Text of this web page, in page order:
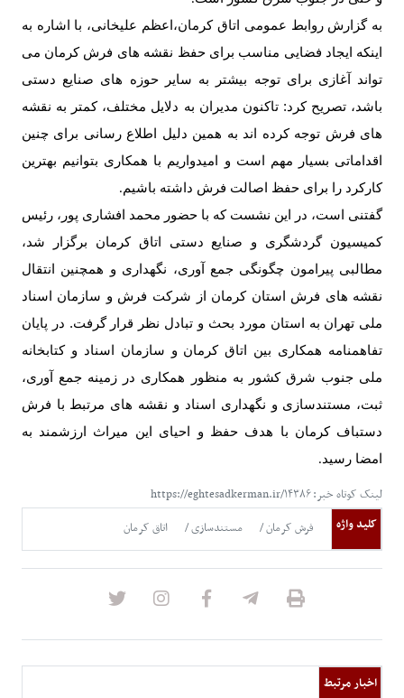
به گزارش روابط عمومی اتاق کرمان،اعظم علیخانی، با اشاره به
اینکه ایجاد فضایی مناسب برای حفظ نقشه های فرش کرمان می
تواند آغازی برای توجه بیشتر به سایر حوزه های صنایع دستی
باشد، تصریح کرد: تاکنون مدیران به دلایل مختلف، کمتر به نقشه
های فرش توجه کرده اند به همین دلیل اطلاع رسانی برای چنین
اقداماتی بسیار مهم است و امیدواریم با همکاری بتوانیم بهترین
کارکرد را برای حفظ اصالت فرش داشته باشیم .
گفتنی است، در این نشست که با حضور محمد افشاری پور، رئیس
کمیسیون گردشگری و صنایع دستی اتاق کرمان برگزار شد،
مطالبی پیرامون چگونگی جمع آوری، نگهداری و همچنین انتقال
نقشه های فرش استان کرمان از شرکت فرش و سازمان اسناد
ملی تهران به استان مورد بحث و تبادل نظر قرار گرفت. در پایان
تفاهمنامه همکاری بین اتاق کرمان و سازمان اسناد و کتابخانه
ملی جنوب شرق کشور به منظور همکاری در زمینه جمع آوری،
ثبت، مستندسازی و نگهداری اسناد و نقشه های مرتبط با فرش
دستباف کرمان با هدف حفظ و احیای این میراث ارزشمند به
امضا رسید.
لینک کوتاه خبر: https://eghtesadkerman.ir/۱۴۳۸۶
کلید واژه
فرش کرمان مستندسازی اتاق کرمان
اخبار مرتبط